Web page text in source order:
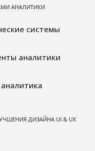
АНАЛИТИКИ
системы
аналитики
ДИЗАЙНА UI & UX